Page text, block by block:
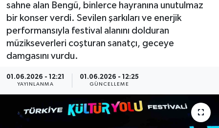
sahne alan Bengü, binlerce hayranına unutulmaz
bir konser verdi. Sevilen şarkıları ve enerjik
performansıyla festival alanını dolduran
müzikseverleri coşturan sanatçı, geceye
damgasını vurdu.
01.06.2026 - 12:21
YAYINLANMA
01.06.2026 - 12:25
GÜNCELLEME
Canlı Maç
ÇEVRE
Dünya